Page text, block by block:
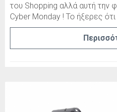
του Shopping αλλά αυτή την
Cyber Monday ! Το ήξερες ότι